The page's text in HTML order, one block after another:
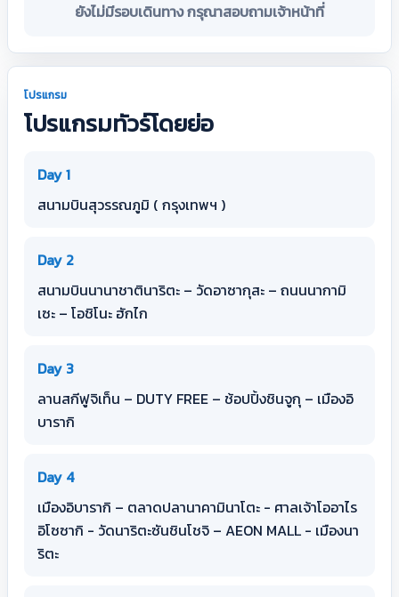
ยังไม่มีรอบเดินทาง กรุณาสอบถามเจ้าหน้าที่
โปรแกรม
โปรแกรมทัวร์โดยย่อ
Day 1
สนามบินสุวรรณภูมิ ( กรุงเทพฯ )
Day 2
สนามบินนานาชาตินาริตะ – วัดอาซากุสะ – ถนนนากามิ
เซะ – โอชิโนะ ฮักไก
Day 3
ลานสกีฟูจิเท็น – DUTY FREE – ช้อปปิ้งชินจูกุ – เมืองอิ
บารากิ
Day 4
เมืองอิบารากิ – ตลาดปลานาคามินาโตะ - ศาลเจ้าโออาไร
อิโซซากิ - วัดนาริตะซันชินโชจิ – AEON MALL - เมืองนา
ริตะ